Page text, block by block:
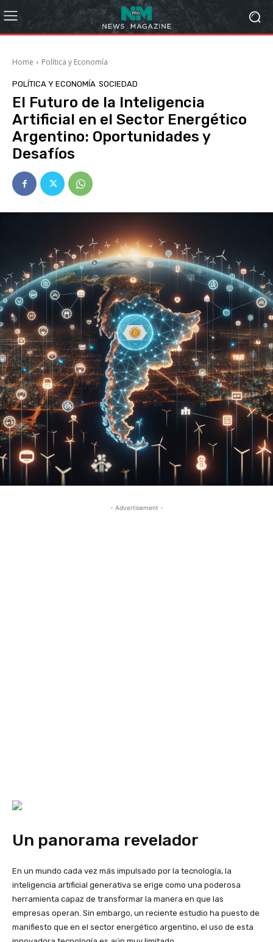
Home Política y Economía
POLÍTICA Y ECONOMÍA SOCIEDAD
El Futuro de la Inteligencia
Artificial en el Sector Energético
Argentino: Oportunidades y
Desafíos
- Advertisement -
Un panorama revelador
En un mundo cada vez más impulsado por la tecnología, la
inteligencia artificial generativa se erige como una poderosa
herramienta capaz de transformar la manera en que las
empresas operan. Sin embargo, un reciente estudio ha puesto de
manifiesto que en el sector energético argentino, el uso de esta